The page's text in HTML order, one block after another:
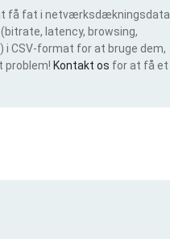
få fat i netværksdækningsdata
latency, browsing,
i CSV-format for at bruge dem,
problem! Kontakt os for at få et